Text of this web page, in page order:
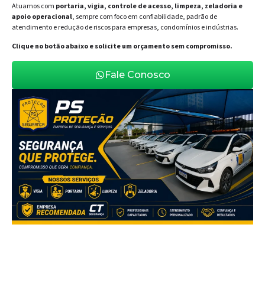
Atuamos com portaria, vigia, controle de acesso, limpeza, zeladoria e
apoio operacional, sempre com foco em confiabilidade, padrão de
atendimento e redução de riscos para empresas, condomínios e indústrias.
Clique no botão abaixo e solicite um orçamento sem compromisso.
Fale Conosco